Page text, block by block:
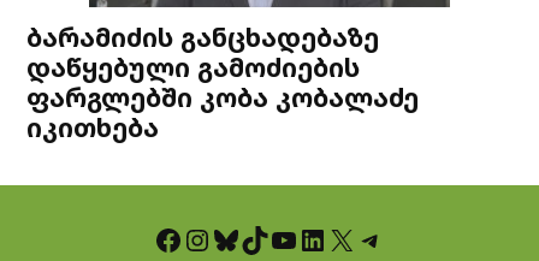
ბარამიძის განცხადებაზე
დაწყებული გამოძიების
ფარგლებში კობა კობალაძე
იკითხება
Facebook InstagramBluesky TikTok YouTube LinkedIn X Telegram